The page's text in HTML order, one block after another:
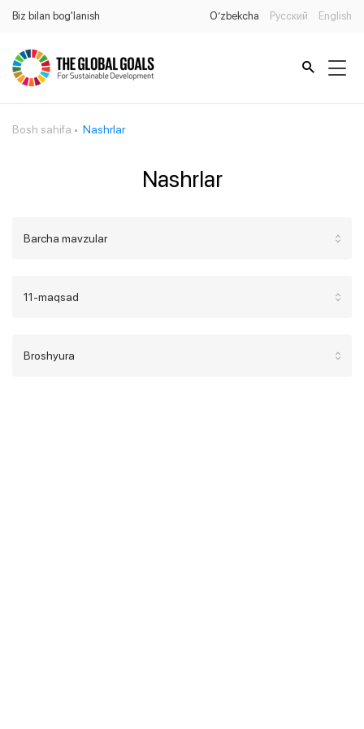
Biz bilan bog'lanish O’zbekcha Русский English
Bosh sahifa Nashrlar
Nashrlar
Barcha mavzular
11-maqsad
Broshyura